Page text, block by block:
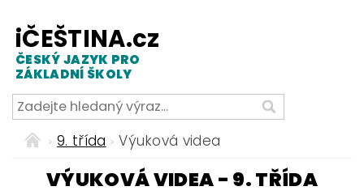
iČEŠTINA.cz
ČESKÝ JAZYK PRO
ZÁKLADNÍ ŠKOLY
9. třída Výuková videa
VÝUKOVÁ VIDEA - 9. TŘÍDA